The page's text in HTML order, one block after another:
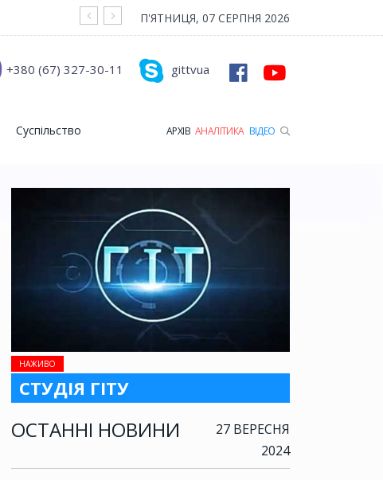
На війні загинув Герой з Рожищенської
П'ЯТНИЦЯ, 07 СЕРПНЯ 2026
gittvua
+380 (67) 327-30-11
Суспільство АРХІВ АНАЛІТИКА ВІДЕО
НАЖИВО
СТУДІЯ ГІТУ
ОСТАННІ НОВИНИ
27 ВЕРЕСНЯ
2024